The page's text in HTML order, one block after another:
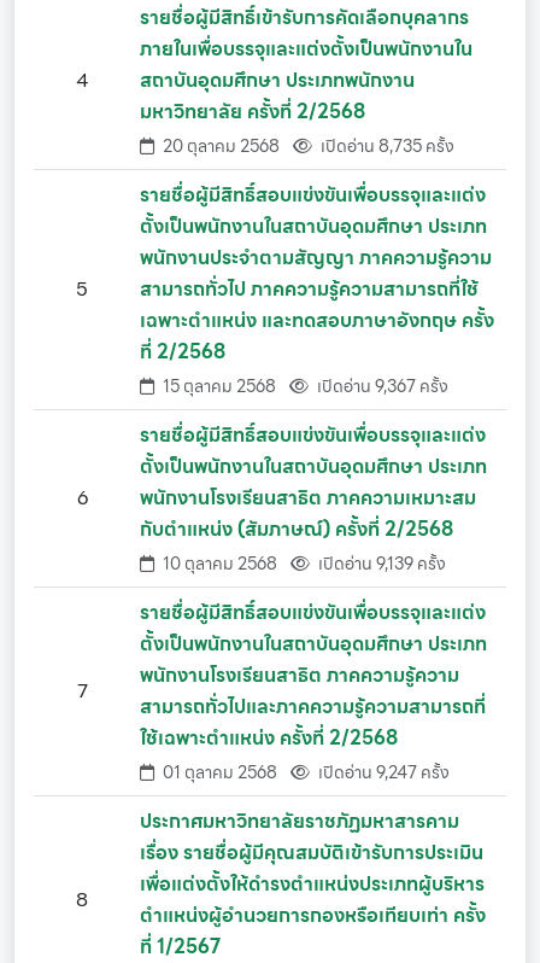
4
รายชื่อผู้มีสิทธิ์เข้ารับการคัดเลือกบุคลากร
ภายในเพื่อบรรจุและแต่งตั้งเป็นพนักงานใน
สถาบันอุดมศึกษา ประเภทพนักงาน
มหาวิทยาลัย ครั้งที่ 2/2568
20 ตุลาคม 2568 เปิดอ่าน 8,735 ครั้ง
5
รายชื่อผู้มีสิทธิ์สอบแข่งขันเพื่อบรรจุและแต่ง
ตั้งเป็นพนักงานในสถาบันอุดมศึกษา ประเภท
พนักงานประจำตามสัญญา ภาคความรู้ความ
สามารถทั่วไป ภาคความรู้ความสามารถที่ใช้
เฉพาะตำแหน่ง และทดสอบภาษาอังกฤษ ครั้ง
ที่ 2/2568
15 ตุลาคม 2568 เปิดอ่าน 9,367 ครั้ง
6
รายชื่อผู้มีสิทธิ์สอบแข่งขันเพื่อบรรจุและแต่ง
ตั้งเป็นพนักงานในสถาบันอุดมศึกษา ประเภท
พนักงานโรงเรียนสาธิต ภาคความเหมาะสม
กับตำแหน่ง (สัมภาษณ์) ครั้งที่ 2/2568
10 ตุลาคม 2568 เปิดอ่าน 9,139 ครั้ง
7
รายชื่อผู้มีสิทธิ์สอบแข่งขันเพื่อบรรจุและแต่ง
ตั้งเป็นพนักงานในสถาบันอุดมศึกษา ประเภท
พนักงานโรงเรียนสาธิต ภาคความรู้ความ
สามารถทั่วไปและภาคความรู้ความสามารถที่
ใช้เฉพาะตำแหน่ง ครั้งที่ 2/2568
01 ตุลาคม 2568 เปิดอ่าน 9,247 ครั้ง
8
ประกาศมหาวิทยาลัยราชภัฏมหาสารคาม
เรื่อง รายชื่อผู้มีคุณสมบัติเข้ารับการประเมิน
เพื่อแต่งตั้งให้ดำรงตำแหน่งประเภทผู้บริหาร
ตำแหน่งผู้อำนวยการกองหรือเทียบเท่า ครั้ง
ที่ 1/2567